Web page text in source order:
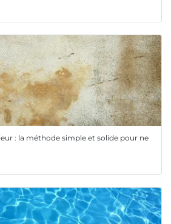
: la méthode simple et solide pour ne